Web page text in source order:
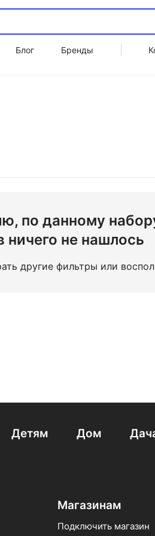
Блог Бренды
по данному
ничего не нашлось
другие фильтры или
Детям Дом
Магазинам
Подключить магазин